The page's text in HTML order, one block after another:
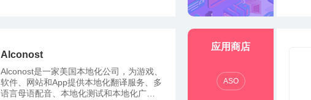
Alconost
Alconost是一家美国本地化公司，为游戏、
软件、网站和App提供本地化翻译服务、多
语言母语配音、本地化测试和本地化广告
应用商店
ASO